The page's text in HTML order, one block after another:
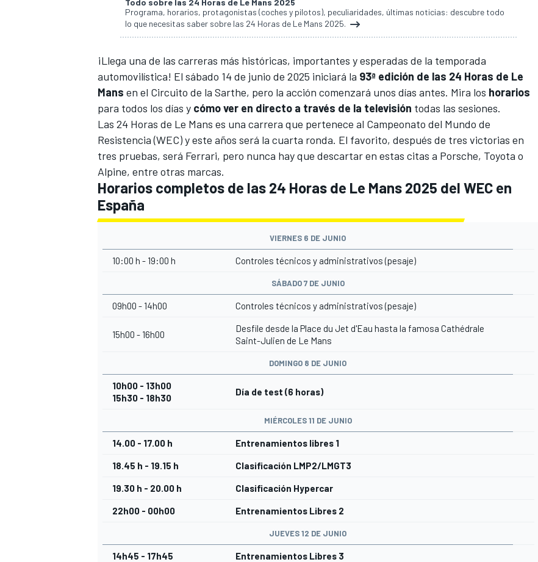
Programa, horarios, protagonistas (coches y pilotos), peculiaridades, últimas noticias: descubre todo
lo que necesitas saber sobre las 24 Horas de Le Mans 2025.
¡Llega una de las carreras más históricas, importantes y esperadas de la temporada
automovilística! El sábado 14 de junio de 2025 iniciará la 93ª edición de las 24 Horas de Le
Mans en el Circuito de la Sarthe, pero la acción comenzará unos días antes. Mira los horarios
para todos los días y cómo ver en directo a través de la televisión todas las sesiones.
Las 24 Horas de Le Mans es una carrera que pertenece al Campeonato del Mundo de
Resistencia (WEC)y este años será la cuarta ronda. El favorito, después de tres victorias en
tres pruebas, será Ferrari, pero nunca hay que descartar en estas citas a Porsche, Toyota o
Alpine, entre otras marcas.
Horarios completos de las 24 Horas de Le Mans 2025 del WEC en
España
VIERNES 6 DE JUNIO
10:00 h - 19:00 h Controles técnicos y administrativos (pesaje)
SÁBADO 7 DE JUNIO
09h00 - 14h00 Controles técnicos y administrativos (pesaje)
15h00 - 16h00
Desfile desde la Place du Jet d'Eau hasta la famosa Cathédrale
Saint-Julien de Le Mans
DOMINGO 8 DE JUNIO
10h00 - 13h00
15h30 - 18h30
Día de test (6 horas)
MIÉRCOLES 11 DE JUNIO
14.00 - 17.00 h Entrenamientos libres 1
18.45 h - 19.15 h Clasificación LMP2/LMGT3
19.30 h - 20.00 h Clasificación Hypercar
22h00 - 00h00 Entrenamientos Libres 2
JUEVES 12 DE JUNIO
14h45 - 17h45 Entrenamientos Libres 3